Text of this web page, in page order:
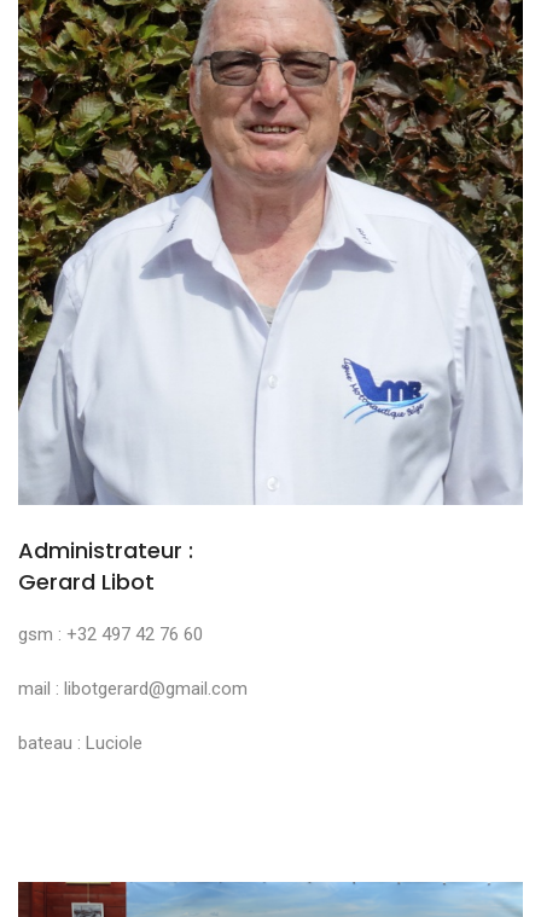
Administrateur :
Gerard Libot
gsm : +32 497 42 76 60
mail : libotgerard@gmail.com
bateau : Luciole